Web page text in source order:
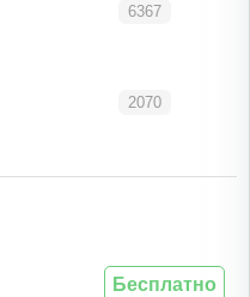
6367
2070
Бесплатно